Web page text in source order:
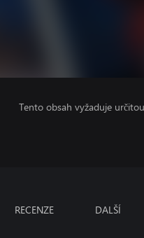
Tento obsah vyžaduje
RECENZE DALŠÍ